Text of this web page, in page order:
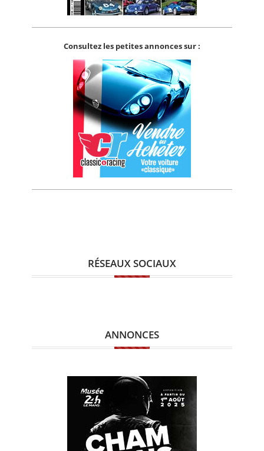
Consultez les petites annonces sur :
RÉSEAUX SOCIAUX
ANNONCES